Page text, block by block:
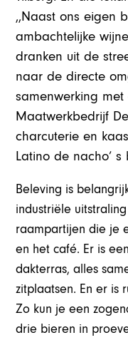
,,Naast ons eigen
ambachtelijke
dranken uit de
naar de directe
samenwerking
Maatwerkbedrijf
charcuterie en
Latino de nacho’ s
Beleving is
industriële
raampartijen die je
en het café. Er is
dakterras, alles
zitplaatsen. En er is
Zo kun je een
drie bieren in